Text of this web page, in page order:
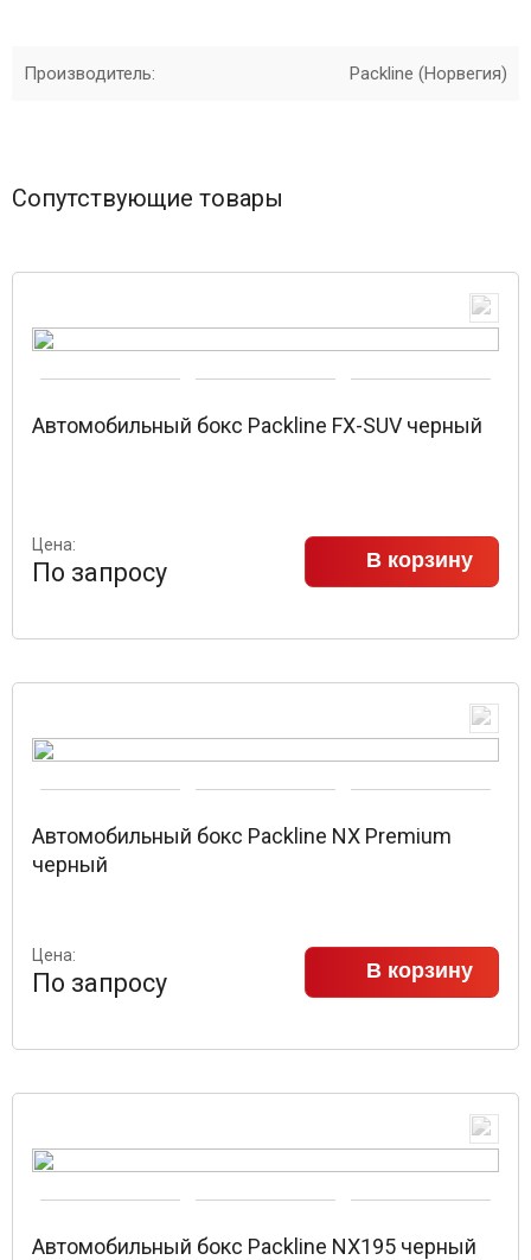
Производитель: Packline (Норвегия)
Сопутствующие товары
Автомобильный бокс Packline FX-SUV черный
Цена:
По запросу В корзину
Автомобильный бокс Packline NX Premium
черный
Цена:
По запросу В корзину
Автомобильный бокс Packline NX195 черный